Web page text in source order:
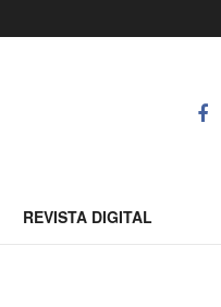
REVISTA DIGITAL